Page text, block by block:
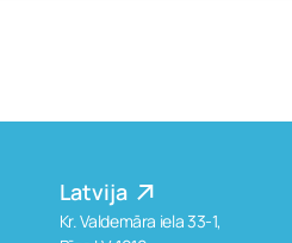
Latvija
Kr. Valdemāra iela 33-1,